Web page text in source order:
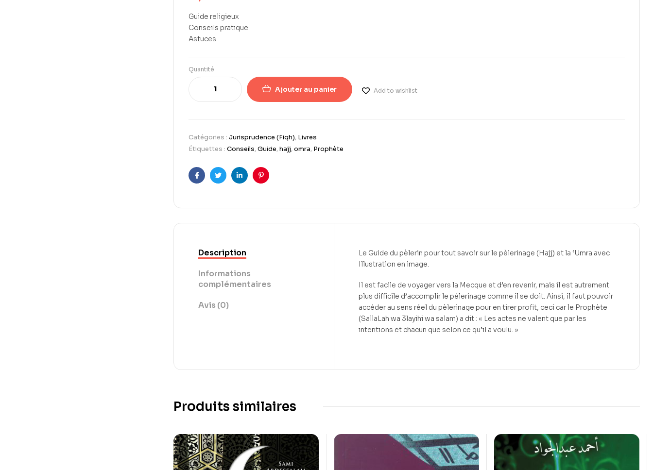
Guide religieux
Conseils pratique
Astuces
Quantité
Ajouter au panier Add to wishlist
Catégories : Jurisprudence (Fiqh), Livres
Étiquettes : Conseils,Guide,hajj,omra, Prophète
FacebookTwitterLinkedInPinterest
Description
Informations
complémentaires
Avis (0)
Le Guide du pèlerin pour tout savoir sur le pèlerinage (Hajj) et la ‘Umra avec
Illustration en image.
Il est facile de voyager vers la Mecque et d’en revenir, mais il est autrement
plus difficile d’accomplir le pèlerinage comme il se doit. Ainsi, il faut pouvoir
accéder au sens réel du pèlerinage pour en tirer profit, ceci car le Prophète
(SallaLah wa 3layihi wa salam) a dit : « Les actes ne valent que par les
intentions et chacun que selon ce qu’il a voulu. »
Produits similaires